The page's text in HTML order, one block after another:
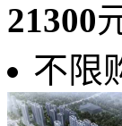
21300
不限